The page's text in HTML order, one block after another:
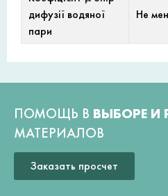
дифузії водяної
пари
Не
ПОМОЩЬ В ВЫБОРЕ И
МАТЕРИАЛОВ
Заказать просчет